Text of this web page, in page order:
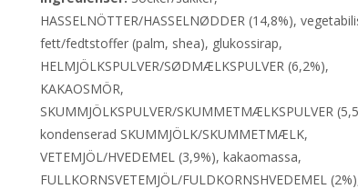
HASSELNÖTTER/HASSELNØDDER (14,8%),
fett/fedtstoffer (palm, shea), glukossirap,
HELMJÖLKSPULVER/SØDMÆLKSPULVER (6,2%),
KAKAOSMÖR,
SKUMMJÖLKSPULVER/SKUMMETMÆLKSPULVER
kondenserad SKUMMJÖLK/SKUMMETMÆLK,
VETEMJÖL/HVEDEMEL (3,9%), kakaomassa,
FULLKORNSVETEMJÖL/FULDKORNSHVEDEMEL